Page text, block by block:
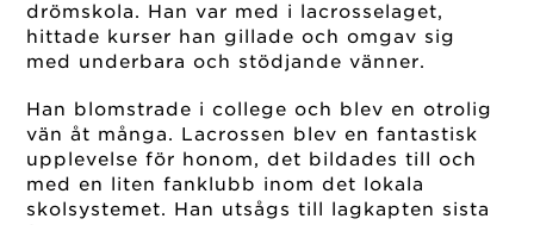
drömskola. Han var med i lacrosselaget,
hittade kurser han gillade och omgav sig
med underbara och stödjande vänner.
Han blomstrade i college och blev en otrolig
vän åt många. Lacrossen blev en fantastisk
upplevelse för honom, det bildades till och
med en liten fanklubb inom det lokala
skolsystemet. Han utsågs till lagkapten sista